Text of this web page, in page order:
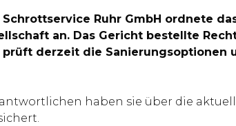
Ruhr GmbH ordnete
an. Das Gericht bestellte
derzeit die
haben sie über die